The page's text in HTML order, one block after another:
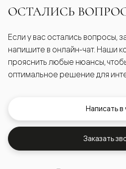
ОСТАЛИСЬ
Если у вас остались вопросы,
напишите в онлайн-чат. Наши
прояснить любые нюансы,
оптимальное решение для
Написать в
Заказать